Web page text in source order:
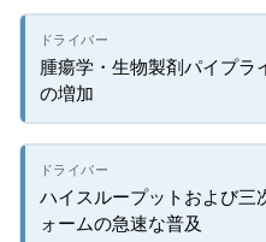
腫瘍学・生物製剤パイプラ
の増加
ハイスループットおよび三
ォームの急速な普及